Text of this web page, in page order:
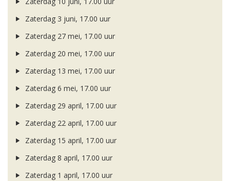
Zaterdag 3 juni, 17.00 uur
Zaterdag 27 mei, 17.00 uur
Zaterdag 20 mei, 17.00 uur
Zaterdag 13 mei, 17.00 uur
Zaterdag 6 mei, 17.00 uur
Zaterdag 29 april, 17.00 uur
Zaterdag 22 april, 17.00 uur
Zaterdag 15 april, 17.00 uur
Zaterdag 8 april, 17.00 uur
Zaterdag 1 april, 17.00 uur